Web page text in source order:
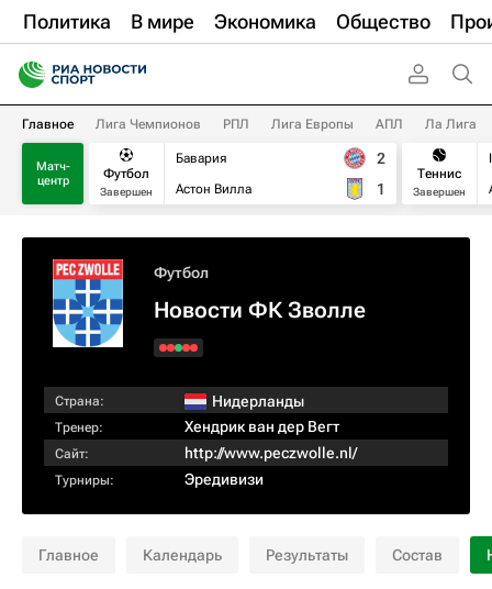
Политика В мире Экономика Общество
Главное Лига Чемпионов РПЛ Лига Европы АПЛ Ла Лига
Матч-
центр
Футбол
Завершен
Бавария
Астон Вилла
2
1
Теннис
Завершен
Футбол
Новости ФК Зволле
Страна: Нидерланды
Тренер: Хендрик ван дер Вегт
Сайт: http://www.peczwolle.nl/
Турниры: Эредивизи
Главное Календарь Результаты Состав